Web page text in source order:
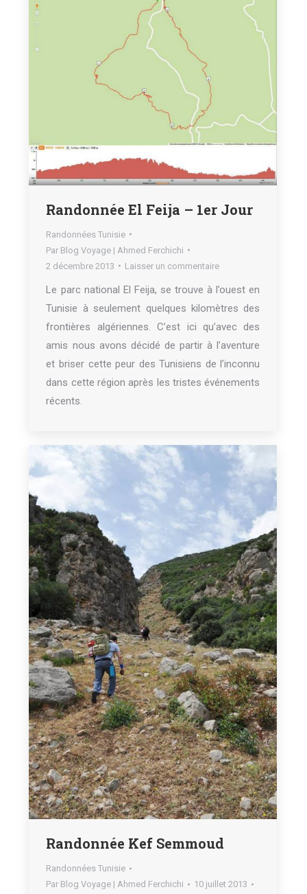
Randonnée El Feija – 1er Jour
Randonnées Tunisie
Par Blog Voyage | Ahmed Ferchichi
2 décembre 2013
Laisser un commentaire
Le parc national El Feija, se trouve à l’ouest en
Tunisie à seulement quelques kilomètres des
frontières algériennes. C’est ici qu’avec des
amis nous avons décidé de partir à l’aventure
et briser cette peur des Tunisiens de l’inconnu
dans cette région après les tristes événements
récents.
Randonnée Kef Semmoud
Randonnées Tunisie
Par Blog Voyage | Ahmed Ferchichi
10 juillet 2013